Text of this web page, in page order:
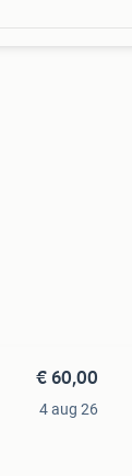
€ 60,00
4 aug 26